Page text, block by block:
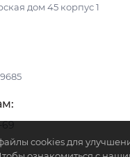
дом 45 корпус 1
69
cookies для